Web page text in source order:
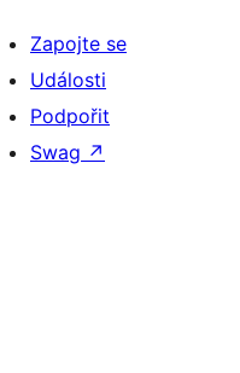
Zapojte se
Události
Podpořit
Swag ↗